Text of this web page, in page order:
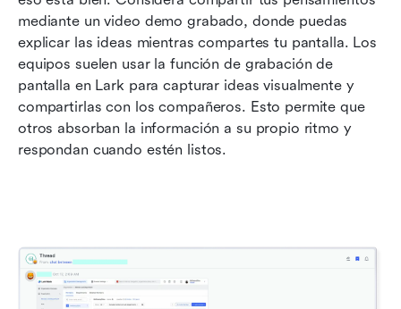
mediante un video demo grabado, donde puedas
explicar las ideas mientras compartes tu pantalla. Los
equipos suelen usar la función de grabación de
pantalla en Lark para capturar ideas visualmente y
compartirlas con los compañeros. Esto permite que
otros absorban la información a su propio ritmo y
respondan cuando estén listos.